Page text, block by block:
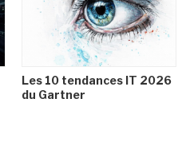
Les 10 tendances IT 2026
du Gartner